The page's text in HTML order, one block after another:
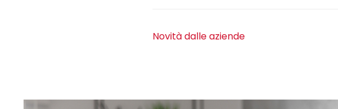
Novità dalle aziende